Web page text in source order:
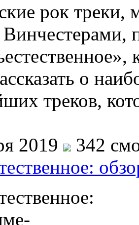
рок треки,
Винчестерами,
о
треков,
2019
342